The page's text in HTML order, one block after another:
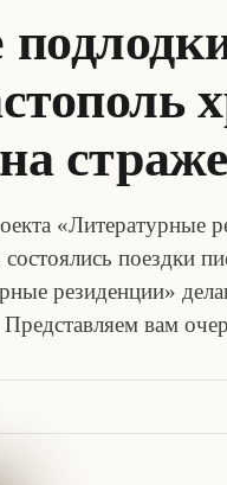
«Литературные
поездки
резиденции»
вам